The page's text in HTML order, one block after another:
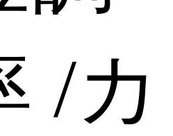
/カ